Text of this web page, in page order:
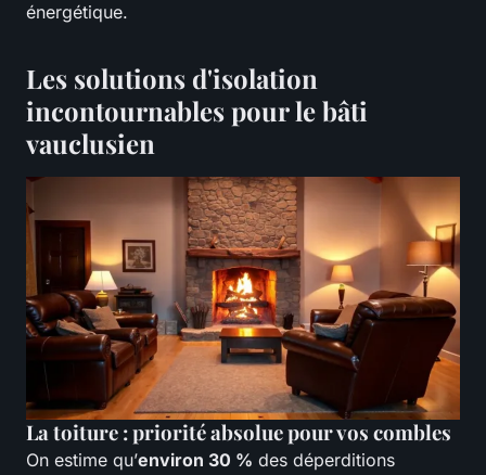
énergétique.
Les solutions d'isolation
incontournables pour le bâti
vauclusien
La toiture : priorité absolue pour vos combles
On estime qu’environ 30 % des déperditions